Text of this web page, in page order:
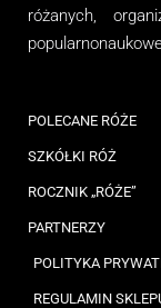
różanych,
POLECANE RÓŻE
SZKÓŁKI RÓŻ
ROCZNIK „RÓŻE”
PARTNERZY
POLITYKA
REGULAMIN